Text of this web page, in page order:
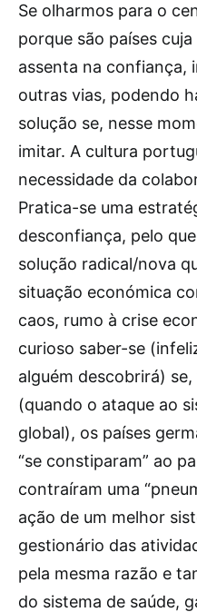
Se olharmos para o
porque são países
assenta na confiança,
outras vias, podendo
solução se, nesse
imitar. A cultura
necessidade da
Pratica-se uma
desconfiança, pelo
solução radical/nova
situação económica
caos, rumo à crise
curioso saber-se
alguém descobrirá)
(quando o ataque ao
global), os países
“se constiparam” ao
contraíram uma
ação de um melhor
gestionário das
pela mesma razão e
do sistema de saúde,